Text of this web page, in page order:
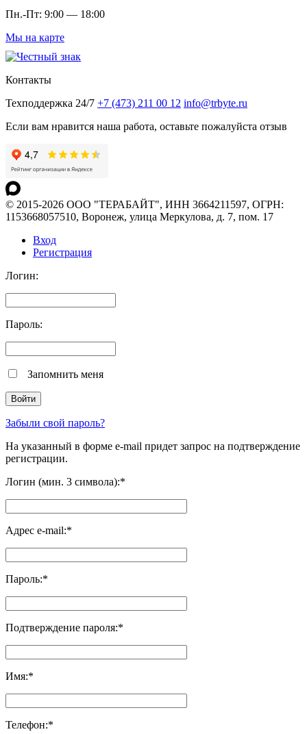
Пн.-Пт: 9:00 — 18:00
Мы на карте
Контакты
Техподдержка 24/7 +7 (473) 211 00 12 info@trbyte.ru
Если вам нравится наша работа, оставьте пожалуйста отзыв
© 2015-2026 ООО "ТЕРАБАЙТ", ИНН 3664211597, ОГРН:
1153668057510, Воронеж, улица Меркулова, д. 7, пом. 17
Вход
Регистрация
Логин:
Пароль:
Запомнить меня
Забыли свой пароль?
На указанный в форме e-mail придет запрос на подтверждение
регистрации.
Логин (мин. 3 символа):*
Адрес e-mail:*
Пароль:*
Подтверждение пароля:*
Имя:*
Телефон:*